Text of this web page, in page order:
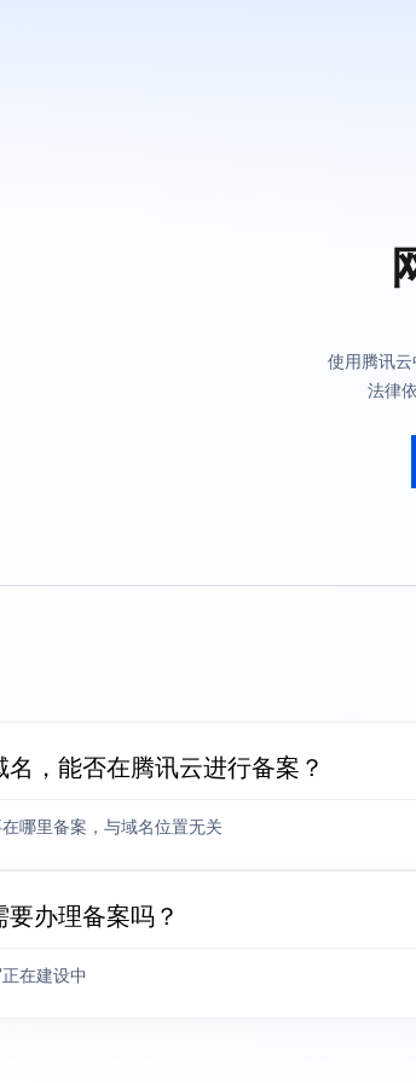
使用腾讯
法律
，能否在腾讯云进行备案？
哪里备案，与域名位置无关
办理备案吗？
在建设中